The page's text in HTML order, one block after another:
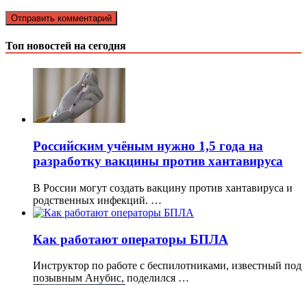
Топ новостей на сегодня
Российским учёным нужно 1,5 года на
разработку вакцины против хантавируса
В России могут создать вакцину против хантавируса и
родственных инфекций. …
Как работают операторы БПЛА
Инструктор по работе с беспилотниками, известный под
позывным Анубис, поделился …